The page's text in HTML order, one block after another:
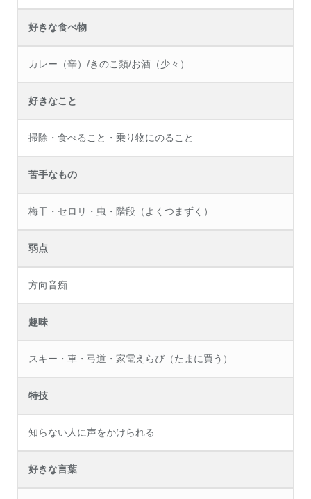
好きな食べ物
カレー（辛）/きのこ類/お酒（少々）
好きなこと
掃除・食べること・乗り物にのること
苦手なもの
梅干・セロリ・虫・階段（よくつまずく）
弱点
方向音痴
趣味
スキー・車・弓道・家電えらび（たまに買う）
特技
知らない人に声をかけられる
好きな言葉